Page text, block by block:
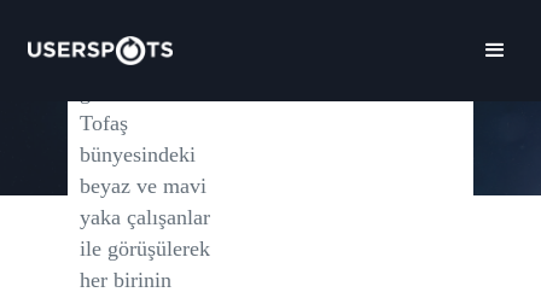
ihtiyaçları
Tofaş
bünyesindeki
beyaz ve mavi
yaka çalışanlar
ile görüşülerek
her birinin